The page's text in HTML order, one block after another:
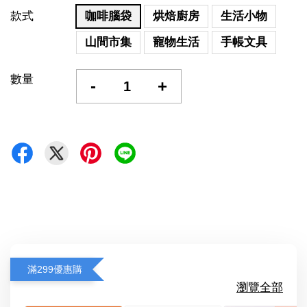
款式 咖啡腦袋 烘焙廚房
生活小物
山間市集
寵物生活 手帳文具
數量 - +
滿299優惠購
瀏覽全部